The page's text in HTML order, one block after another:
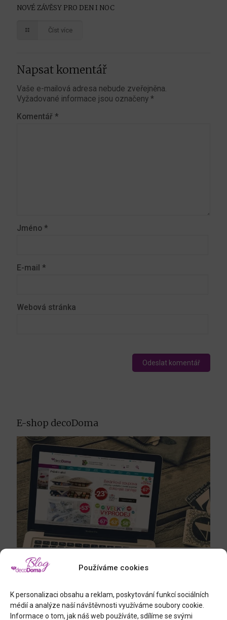
Používáme cookies
K personalizaci obsahu a reklam, poskytování funkcí sociálních
médií a analýze naší návštěvnosti využíváme soubory cookie.
Informace o tom, jak náš web používáte, sdílíme se svými
NOVÉ ZÁVĚSY PRO DEN I NOC
Číst více
Napsat komentář
Vaše e-mailová adresa nebude zveřejněna.
Vyžadované informace jsou označeny *
Komentář *
Jméno *
E-mail *
Webová stránka
E-shop decoDoma